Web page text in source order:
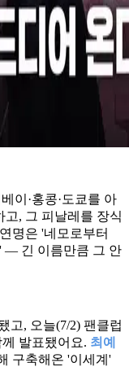
이·홍콩·도쿄를 아
, 그 피날레를 장식
명은 '네모로부터
— 긴 이름만큼 그 안
고, 오늘(7/2) 팬클럽
발표됐어요. 최예
구축해온 '이세계'